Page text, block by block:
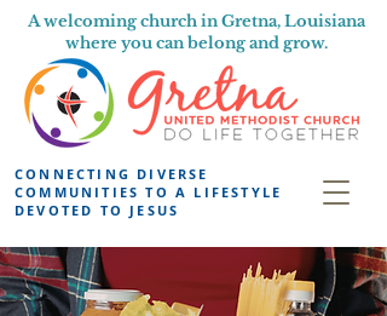
A welcoming church in Gretna, Louisiana
where you can belong and grow.
CONNECTING DIVERSE
COMMUNITIES TO A LIFESTYLE
DEVOTED TO JESUS